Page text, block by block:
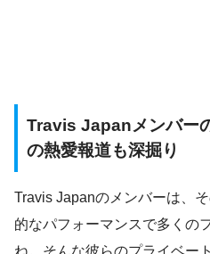
Travis Japanメンバー
の熱愛報道も深掘り
Travis Japanのメンバーは、
的なパフォーマンスで多くの
ね。そんな彼らのプライベー